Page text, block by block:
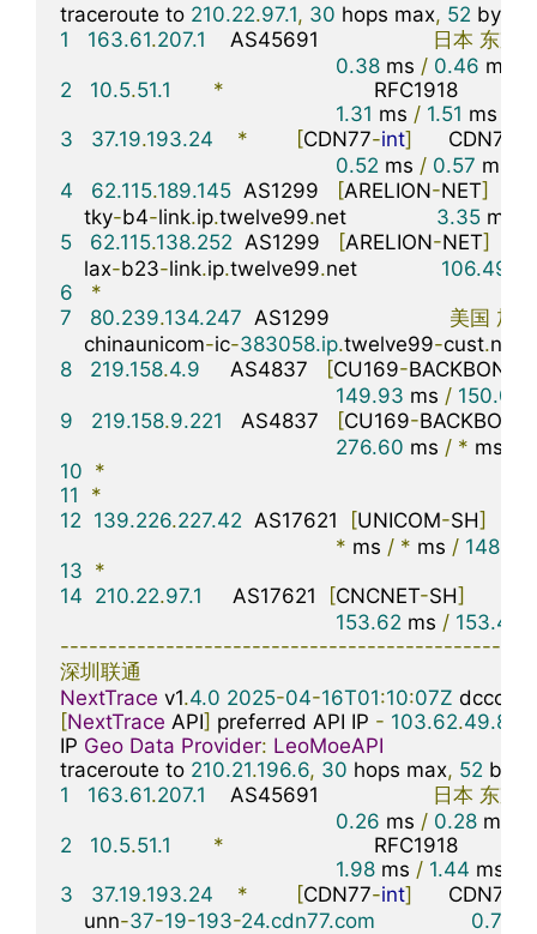
traceroute to 210.22.97.1, 30 hops max, 52 bytes
1
163.61.207.1
    AS45691
日本 东京
0.38 ms / 0.46 ms
2
10.5.51.1 *
                         RFC1918
1.31 ms / 1.51 ms
3
37.19.193.24 * [CDN77-int]
      CDN77
0.52 ms / 0.57 ms
4
62.115.189.145
  AS1299
[ARELION-NET]
    tky
-b4-link.ip.twelve99.net 3.35 ms
5
62.115.138.252
  AS1299
[ARELION-NET]
    lax
-b23-link.ip.twelve99.net 106.49
6
*
7
80.239.134.247
  AS1299
美国 加
    chinaunicom
-ic-383058.ip.twelve99-cust.
8
219.158.4.9
     AS4837
[CU169-BACKBONE
149.93 ms / 150.00
9
219.158.9.221
   AS4837
[CU169-BACKBONE
276.60 ms / * ms
10 *
11
*
12 139.226.227.42
  AS17621
[UNICOM-SH]
* ms / * ms / 148.90
13 *
14 210.22.97.1
     AS17621
[CNCNET-SH]
153.62 ms / 153.49
深圳联通
NextTrace v1.4.0 2025-04-16T01:10:07Z
[NextTrace API] preferred API IP - 103.62.49.83
IP Geo Data Provider: LeoMoeAPI
traceroute to 210.21.196.6, 30 hops max, 52
1
163.61.207.1
    AS45691
日本 东京
0.26 ms / 0.28 ms
2
10.5.51.1 *
                         RFC1918
1.98 ms / 1.44 ms
3
37.19.193.24 * [CDN77-int]
      CDN77
    unn
-37-19-193-24.cdn77.com 0.70